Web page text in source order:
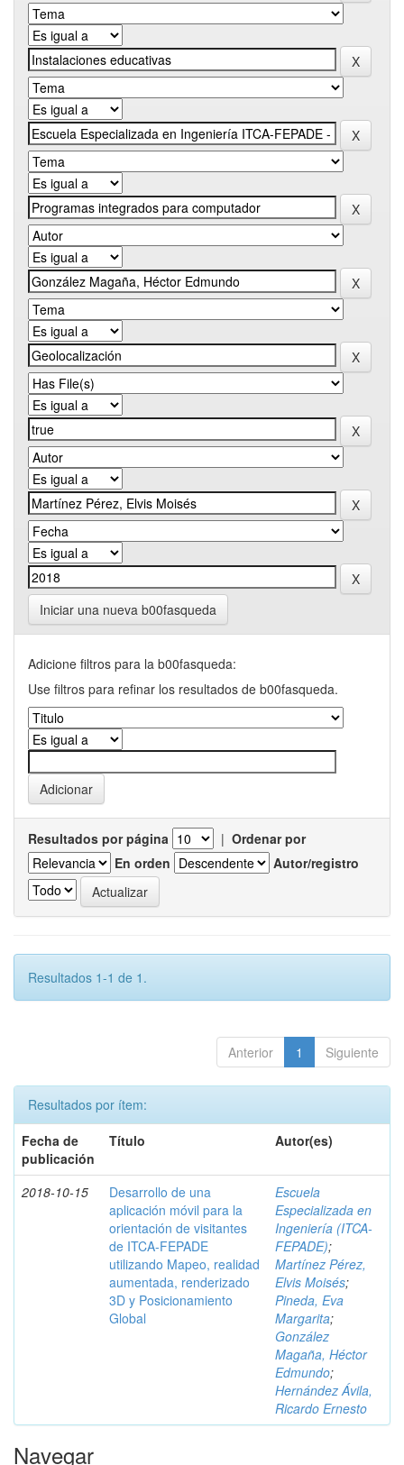
Iniciar una nueva b00fasqueda
Adicione filtros para la b00fasqueda:
Use filtros para refinar los resultados de b00fasqueda.
Resultados por página | Ordenar por
En orden
Autor/registro
Resultados 1-1 de 1.
Anterior 1 Siguiente
Resultados por ítem:
Fecha de
publicación
Título Autor(es)
2018-10-15
Desarrollo de una
aplicación móvil para la
orientación de visitantes
de ITCA-FEPADE
utilizando Mapeo, realidad
aumentada, renderizado
3D y Posicionamiento
Global
Escuela
Especializada en
Ingeniería (ITCA-
FEPADE);
Martínez Pérez,
Elvis Moisés;
Pineda, Eva
Margarita;
González
Magaña, Héctor
Edmundo;
Hernández Ávila,
Ricardo Ernesto
Navegar